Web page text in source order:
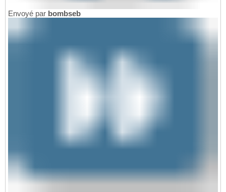
Envoyé par bombseb